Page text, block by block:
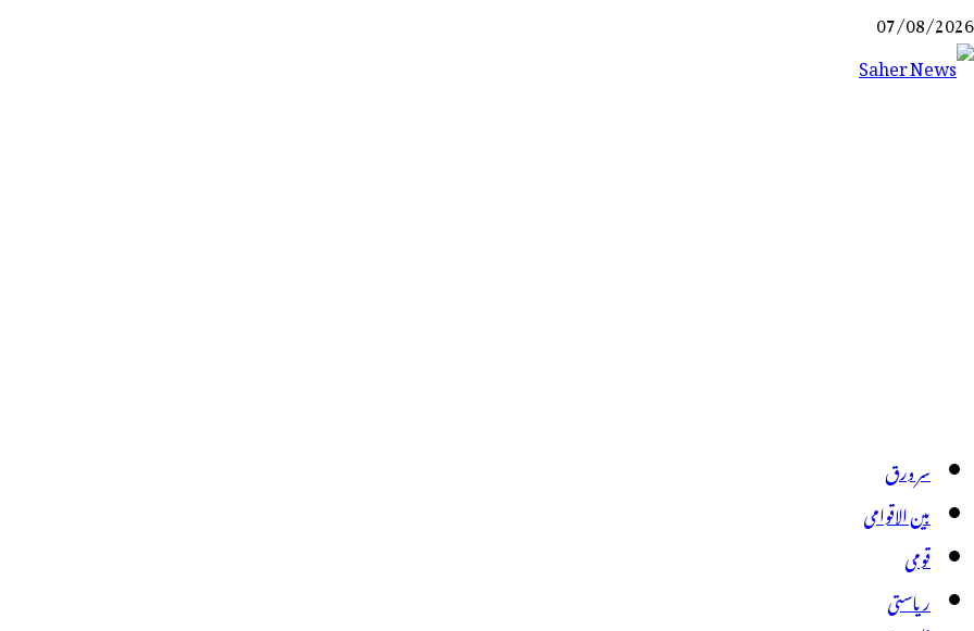
Skip
to
07/08/2026
سر ورق
بین الاقوامی
قومی
ریاستی